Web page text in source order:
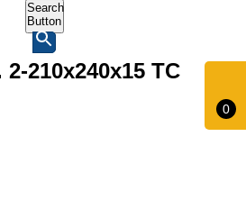
0
Search
Button
210х240х15 ТС